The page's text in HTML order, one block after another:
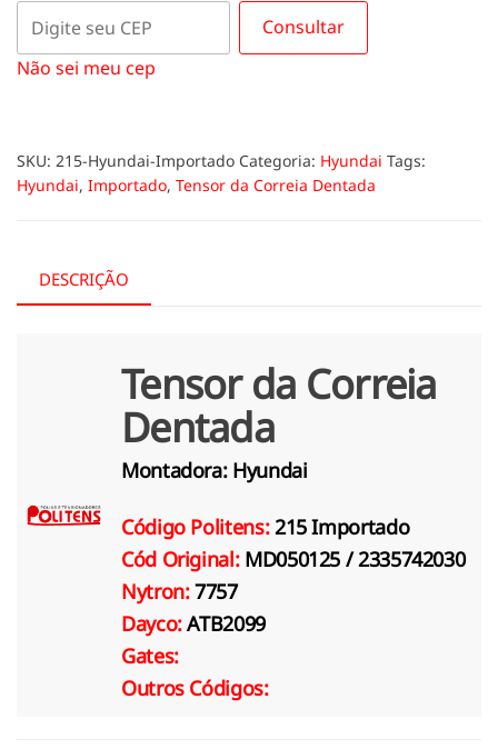
Consultar
Não sei meu cep
SKU: 215-Hyundai-Importado Categoria: Hyundai Tags:
Hyundai, Importado, Tensor da Correia Dentada
DESCRIÇÃO
Tensor da Correia
Dentada
Montadora: Hyundai
Código Politens:215 Importado
Cód Original: MD050125 / 2335742030
Nytron:7757
Dayco:ATB2099
Gates:
Outros Códigos: